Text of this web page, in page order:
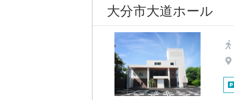
大分市大道ホール